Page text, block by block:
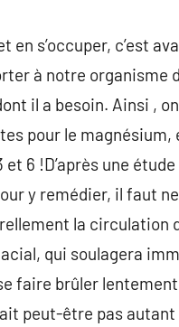
en s’occuper, c’est
à notre organisme
il a besoin. Ainsi ,
pour le
et 6 !D’après une
y remédier, il faut
la circulation
qui soulagera
faire brûler
peut-être pas